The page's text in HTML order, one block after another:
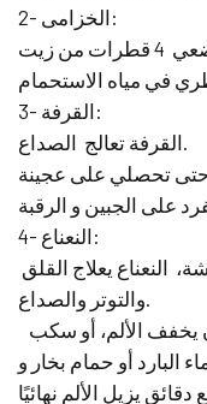
2- الخزامى:
الخزامى من الأعشاب المهدئة، ضعي 4 قطرات من زيت
3- القرفة:
القرفة تعالج الصداع.
حتى تحصلي على عجينة
4- النعناع:
والتوتر والصداع.
البارد أو حمام بخار و